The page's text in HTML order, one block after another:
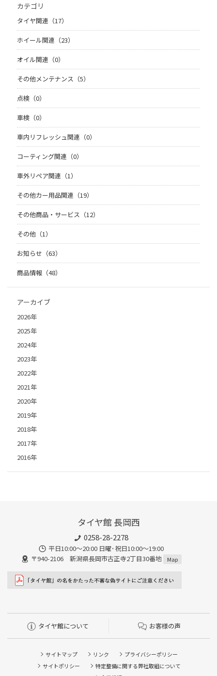
カテゴリ
タイヤ関連（17）
ホイール関連（23）
オイル関連（0）
その他メンテナンス（5）
点検（0）
車検（0）
車内リフレッシュ関連（0）
コーティング関連（0）
車外リペア関連（1）
その他カー用品関連（19）
その他商品・サービス（12）
その他（1）
お知らせ（63）
商品情報（48）
アーカイブ
2026年
2025年
2024年
2023年
2022年
2021年
2020年
2019年
2018年
2017年
2016年
タイヤ館 長岡西
0258-28-2278
平日10:00～20:00 日曜･祝日10:00～19:00
〒940-2106 新潟県長岡市古正寺2丁目30番地
Map
タイヤ館について お客様の声
サイトマップ リンク
プライバシーポリシー
サイトポリシー
特定整備に関する弊社取組について